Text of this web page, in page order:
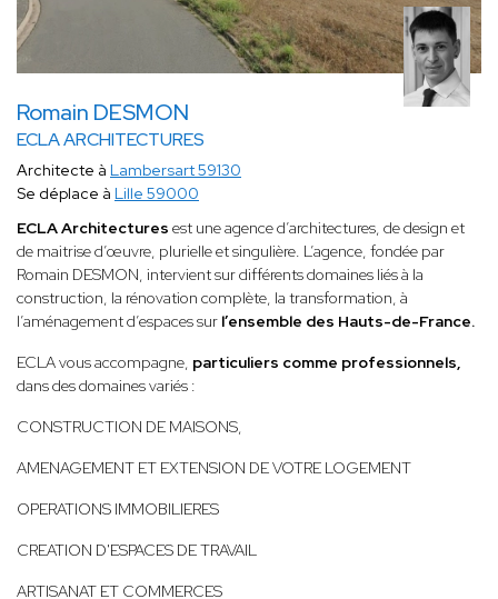
Romain DESMON
ECLA ARCHITECTURES
Architecte à Lambersart 59130
Se déplace à Lille 59000
ECLA Architectures est une agence d’architectures, de design et
de maitrise d’œuvre, plurielle et singulière. L’agence, fondée par
Romain DESMON, intervient sur différents domaines liés à la
construction, la rénovation complète, la transformation, à
l’aménagement d’espaces sur l’ensemble des Hauts-de-France.
ECLA vous accompagne, particuliers comme professionnels,
dans des domaines variés :
CONSTRUCTION DE MAISONS,
AMENAGEMENT ET EXTENSION DE VOTRE LOGEMENT
OPERATIONS IMMOBILIERES
CREATION D'ESPACES DE TRAVAIL
ARTISANAT ET COMMERCES